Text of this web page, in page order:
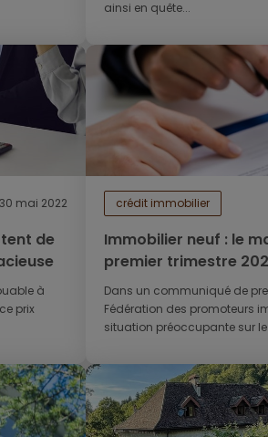
ainsi en quête...
30 mai 2022
de
à
prix
crédit immobilier
Immobilier neuf : le
premier trimestre
Dans un communiqué de
Fédération des promoteurs
situation préoccupante sur